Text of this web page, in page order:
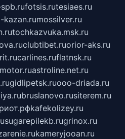
fotsis.rutesiaes.ru
kazan.rumossilver.ru
tochkazvuka.msk.ru
clubtibet.ruorior-aks.ru
carlines.ruflatnsk.ru
astroline.net.ru
gidlipetsk.ruooo-driada.ru
bruslanovo.rusiterem.ru
kafekolizey.ru
sugarepilekb.rugrinox.ru
kameryjooan.ru